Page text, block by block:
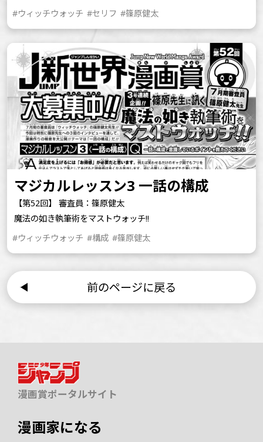
#ウィッチウォッチ #セリフ #篠原健太
マジカルレッスン3 一話の構成
【第52回】 審査員：篠原健太
魔法の如き執筆術をマストウォッチ!!
#ウィッチウォッチ #構成 #篠原健太
前のページに戻る
漫画賞ポータルサイト
漫画家になる